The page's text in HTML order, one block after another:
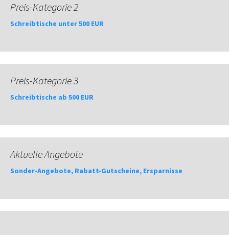
Preis-Kategorie 2
Schreibtische unter 500 EUR
Preis-Kategorie 3
Schreibtische ab 500 EUR
Aktuelle Angebote
Sonder-Angebote, Rabatt-Gutscheine, Ersparnisse